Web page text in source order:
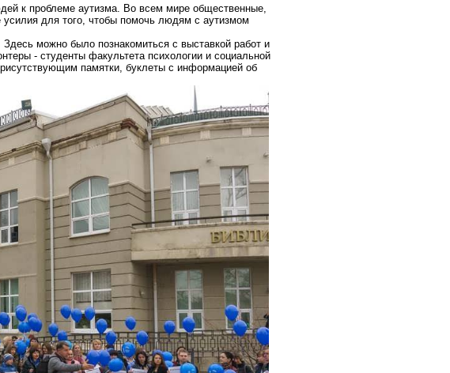
к проблеме аутизма. Во всем мире общественные,
усилия для того, чтобы помочь людям с аутизмом
можно было познакомиться с выставкой работ и
- студенты факультета психологии и социальной
памятки, буклеты c инфopмaциeй oб